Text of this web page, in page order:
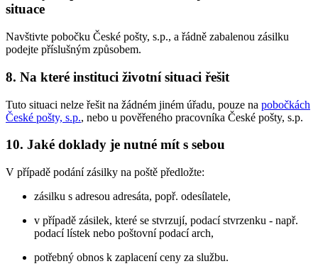
situace
Navštivte pobočku České pošty, s.p., a řádně zabalenou zásilku
podejte příslušným způsobem.
8. Na které instituci životní situaci řešit
Tuto situaci nelze řešit na žádném jiném úřadu, pouze na pobočkách
České pošty, s.p., nebo u pověřeného pracovníka České pošty, s.p.
10. Jaké doklady je nutné mít s sebou
V případě podání zásilky na poště předložte:
zásilku s adresou adresáta, popř. odesílatele,
v případě zásilek, které se stvrzují, podací stvrzenku - např.
podací lístek nebo poštovní podací arch,
potřebný obnos k zaplacení ceny za službu.